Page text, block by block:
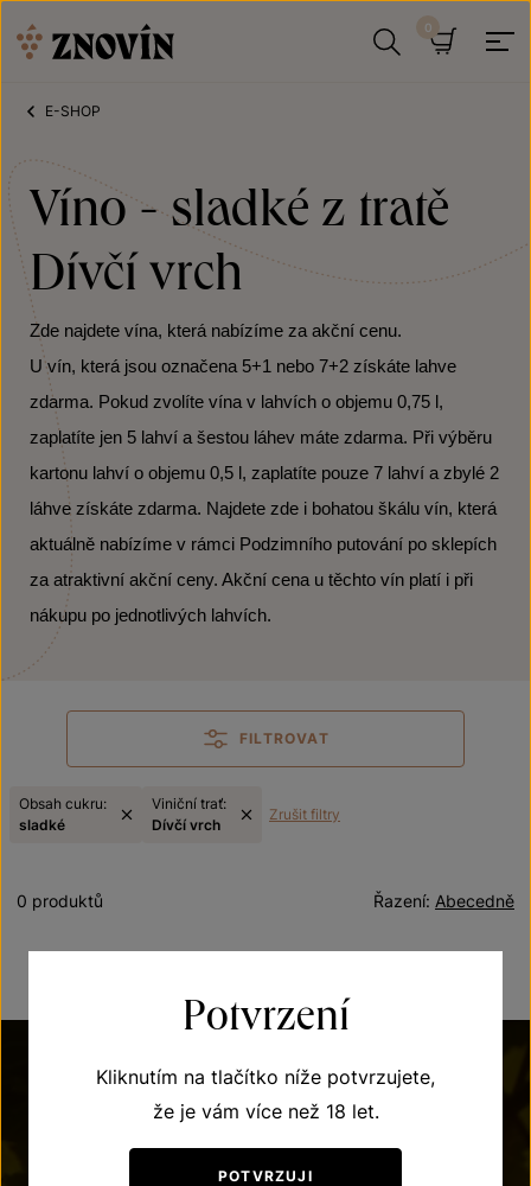
E-SHOP
Víno - sladké z tratě
Dívčí vrch
Zde najdete vína, která nabízíme za akční cenu.
U vín, která jsou označena 5+1 nebo 7+2 získáte lahve
zdarma. Pokud zvolíte vína v lahvích o objemu 0,75 l,
zaplatíte jen 5 lahví a šestou láhev máte zdarma. Při výběru
kartonu lahví o objemu 0,5 l, zaplatíte pouze 7 lahví a zbylé 2
láhve získáte zdarma. Najdete zde i bohatou škálu vín, která
aktuálně nabízíme v rámci Podzimního putování po sklepích
za atraktivní akční ceny. Akční cena u těchto vín platí i při
nákupu po jednotlivých lahvích.
FILTROVAT
Obsah cukru:
sladké
Viniční trať:
Dívčí vrch
Zrušit filtry
Abecedně
Řazení:
0 produktů
Potvrzení
Kliknutím na tlačítko níže potvrzujete,
že je vám více než 18 let.
POTVRZUJI